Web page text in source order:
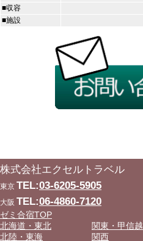
■収容
■施設
株式会社エクセルトラベル
東京 TEL:03-6205-5905
大阪 TEL:06-4860-7120
ゼミ合宿TOP
北海道・東北
関東・甲信越
北陸・東海
関西